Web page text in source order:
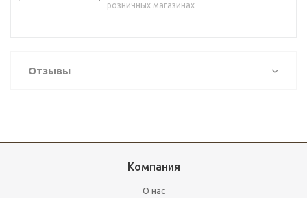
розничных магазинах
Отзывы
Компания
О нас